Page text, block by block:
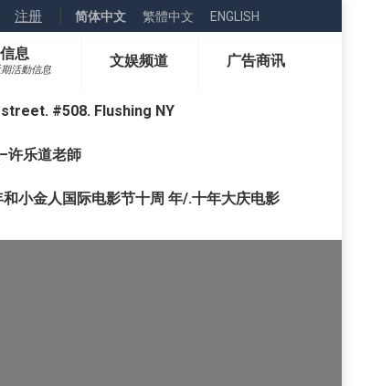
注册 简体中文 繁體中文 ENGLISH
息
活動信息
文娱频道 广告商讯
street. #508. Flushing NY
许乐道老師
小金人国际电影节十周 年/.十年大庆电影